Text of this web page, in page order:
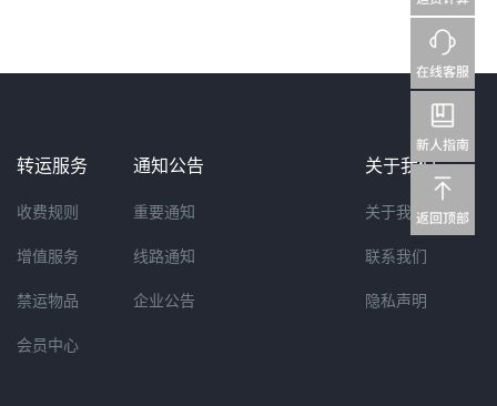
转运服务
收费规则
增值服务
禁运物品
会员中心
通知公告
重要通知
线路通知
企业公告
关于我们
关于我们
联系我们
隐私声明